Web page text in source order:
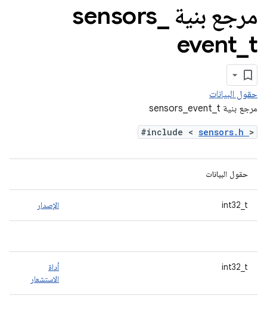
مرجع بنية sensors
event t
حقول البيانات
مرجع بنية sensors_event_t
#include < sensors.h >
حقول البيانات
int32_t الإصدار
int32_t
أداة
الاستشعار